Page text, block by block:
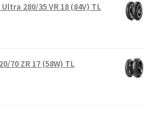
280/35 VR 18 (84V) TL
70 ZR 17 (58W) TL